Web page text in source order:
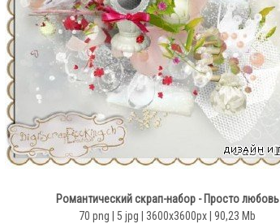
Романтический скрап-набор - Просто любовь
70 png | 5 jpg | 3600x3600px | 90,23 Mb